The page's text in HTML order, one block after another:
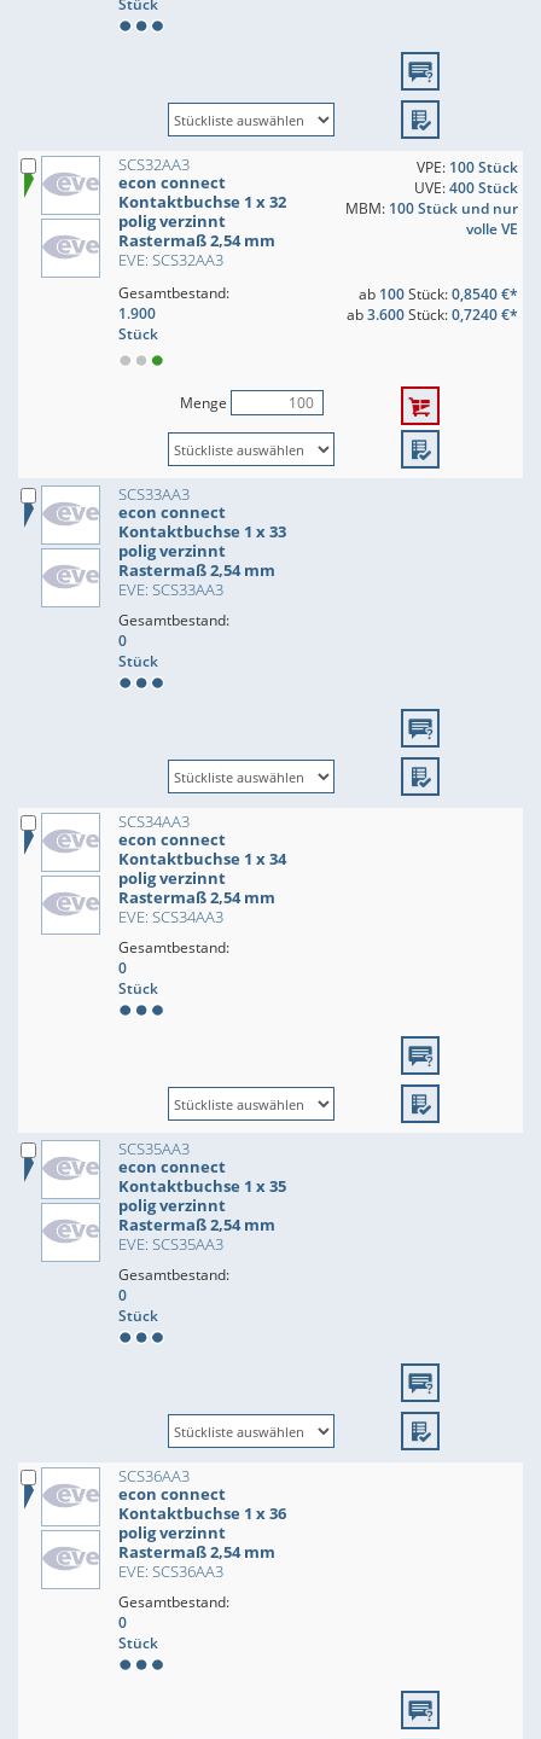
Stück
SCS32AA3
econ connect
Kontaktbuchse 1 x 32
polig verzinnt
Rastermaß 2,54 mm
EVE: SCS32AA3
VPE: 100 Stück
UVE:400 Stück
MBM: 100 Stück und nur
volle VE
Gesamtbestand:
1.900
Stück
ab 100Stück:0,8540 €*
ab3.600Stück:0,7240 €*
Menge
SCS33AA3
econ connect
Kontaktbuchse 1 x 33
polig verzinnt
Rastermaß 2,54 mm
EVE: SCS33AA3
Gesamtbestand:
0
Stück
SCS34AA3
econ connect
Kontaktbuchse 1 x 34
polig verzinnt
Rastermaß 2,54 mm
EVE: SCS34AA3
Gesamtbestand:
0
Stück
SCS35AA3
econ connect
Kontaktbuchse 1 x 35
polig verzinnt
Rastermaß 2,54 mm
EVE: SCS35AA3
Gesamtbestand:
0
Stück
SCS36AA3
econ connect
Kontaktbuchse 1 x 36
polig verzinnt
Rastermaß 2,54 mm
EVE: SCS36AA3
Gesamtbestand:
0
Stück